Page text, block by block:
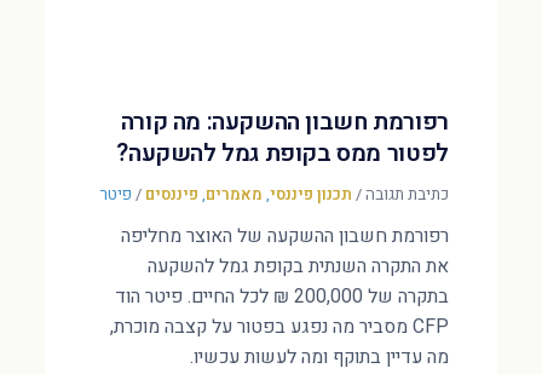
רפורמת חשבון ההשקעה: מה קורה
לפטור ממס בקופת גמל להשקעה?
כתיבת תגובה/ תכנון פיננסי, מאמרים, פיננסים / פיטר
רפורמת חשבון ההשקעה של האוצר מחליפה
את התקרה השנתית בקופת גמל להשקעה
בתקרה של 200,000 ₪ לכל החיים. פיטר הוד
CFP מסביר מה נפגע בפטור על קצבה מוכרת,
מה עדיין בתוקף ומה לעשות עכשיו.